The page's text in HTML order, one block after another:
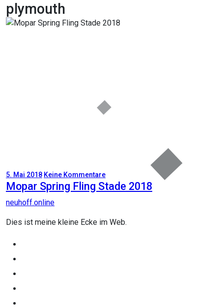
plymouth
5. Mai 2018 Keine Kommentare
Mopar Spring Fling Stade 2018
neuhoff.online
Dies ist meine kleine Ecke im Web.